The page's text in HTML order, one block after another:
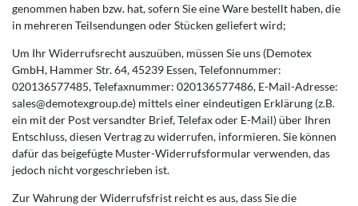
genommen haben bzw. hat, sofern Sie eine Ware bestellt haben, die
in mehreren Teilsendungen oder Stücken geliefert wird;
Um Ihr Widerrufsrecht auszuüben, müssen Sie uns (Demotex
GmbH, Hammer Str. 64, 45239 Essen, Telefonnummer:
020136577485, Telefaxnummer: 020136577486, E-Mail-Adresse:
sales@demotexgroup.de) mittels einer eindeutigen Erklärung (z.B.
ein mit der Post versandter Brief, Telefax oder E-Mail) über Ihren
Entschluss, diesen Vertrag zu widerrufen, informieren. Sie können
dafür das beigefügte Muster-Widerrufsformular verwenden, das
jedoch nicht vorgeschrieben ist.
Zur Wahrung der Widerrufsfrist reicht es aus, dass Sie die